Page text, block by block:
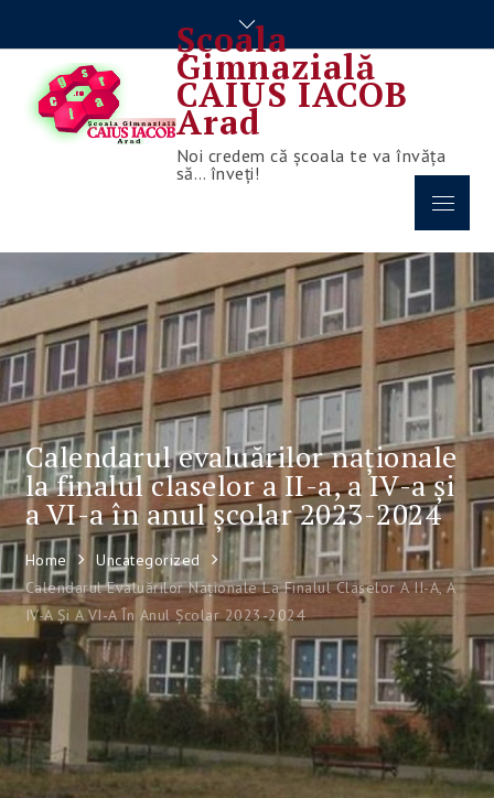
content
Școala
Gimnazială
CAIUS IACOB
Arad
Noi credem că școala te va învăța
să… înveți!
Menu
Calendarul evaluărilor naționale
la finalul claselor a II-a, a IV-a și
a VI-a în anul școlar 2023-2024
Home
Uncategorized
Calendarul Evaluărilor Naționale La Finalul Claselor A II-A, A
IV-A Și A VI-A În Anul Școlar 2023-2024